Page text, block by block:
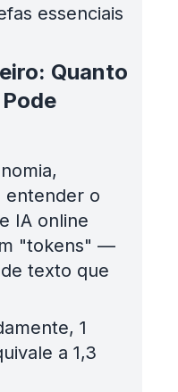
essenciais
Quanto
entender o
IA online
"tokens" —
texto que
1
a 1,3